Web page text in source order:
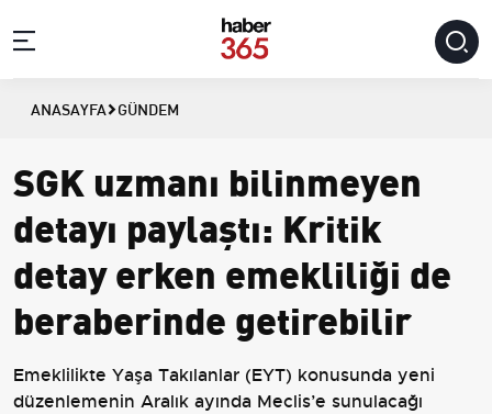
ANASAYFA GÜNDEM
SGK uzmanı bilinmeyen
detayı paylaştı: Kritik
detay erken emekliliği de
beraberinde getirebilir
Emeklilikte Yaşa Takılanlar (EYT) konusunda yeni
düzenlemenin Aralık ayında Meclis’e sunulacağı